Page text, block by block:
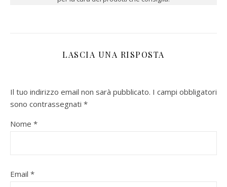
LASCIA UNA RISPOSTA
Il tuo indirizzo email non sarà pubblicato. I campi obbligatori
sono contrassegnati *
Nome *
Email *